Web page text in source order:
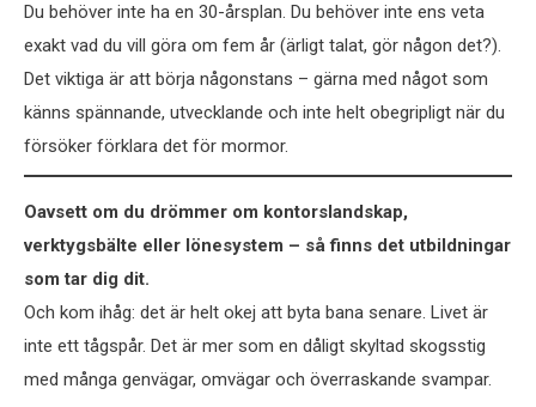
Du behöver inte ha en 30-årsplan. Du behöver inte ens veta
exakt vad du vill göra om fem år (ärligt talat, gör någon det?).
Det viktiga är att börja någonstans – gärna med något som
känns spännande, utvecklande och inte helt obegripligt när du
försöker förklara det för mormor.
Oavsett om du drömmer om kontorslandskap,
verktygsbälte eller lönesystem – så finns det utbildningar
som tar dig dit.
Och kom ihåg: det är helt okej att byta bana senare. Livet är
inte ett tågspår. Det är mer som en dåligt skyltad skogsstig
med många genvägar, omvägar och överraskande svampar.